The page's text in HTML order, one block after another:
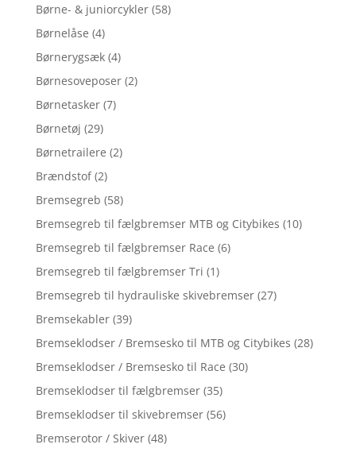
Børne- & juniorcykler (58)
Børnelåse (4)
Børnerygsæk (4)
Børnesoveposer (2)
Børnetasker (7)
Børnetøj (29)
Børnetrailere (2)
Brændstof (2)
Bremsegreb (58)
Bremsegreb til fælgbremser MTB og Citybikes (10)
Bremsegreb til fælgbremser Race (6)
Bremsegreb til fælgbremser Tri (1)
Bremsegreb til hydrauliske skivebremser (27)
Bremsekabler (39)
Bremseklodser / Bremsesko til MTB og Citybikes (28)
Bremseklodser / Bremsesko til Race (30)
Bremseklodser til fælgbremser (35)
Bremseklodser til skivebremser (56)
Bremserotor / Skiver (48)